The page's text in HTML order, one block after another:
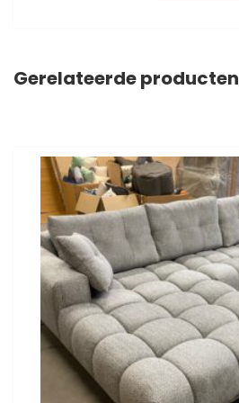
Gerelateerde producten